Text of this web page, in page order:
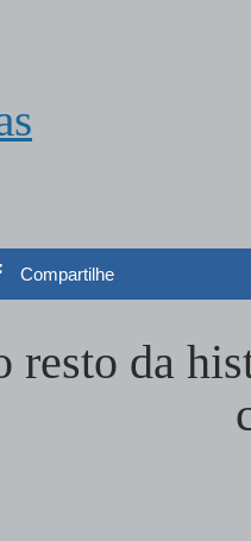
Compartilhe
resto da